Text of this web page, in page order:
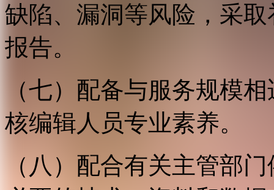
缺陷、漏洞等风险，采
报告。
（七）配备与服务规模
核编辑人员专业素养。
（八）配合有关主管部